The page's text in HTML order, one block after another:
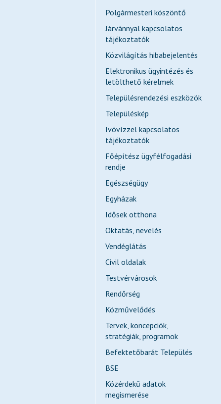
Polgármesteri köszöntő
Járvánnyal kapcsolatos
tájékoztatók
Közvilágítás hibabejelentés
Elektronikus ügyintézés és
letölthető kérelmek
Településrendezési eszközök
Településkép
Ivóvízzel kapcsolatos
tájékoztatók
Főépítész ügyfélfogadási
rendje
Egészségügy
Egyházak
Idősek otthona
Oktatás, nevelés
Vendéglátás
Civil oldalak
Testvérvárosok
Rendőrség
Közművelődés
Tervek, koncepciók,
stratégiák, programok
Befektetőbarát Település
BSE
Közérdekű adatok
megismerése